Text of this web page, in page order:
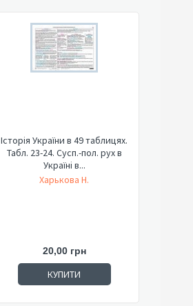
Історія України в 49 таблицях.
Табл. 23-24. Сусп.-пол. рух в
Україні в...
Харькова Н.
20,00 грн
КУПИТИ